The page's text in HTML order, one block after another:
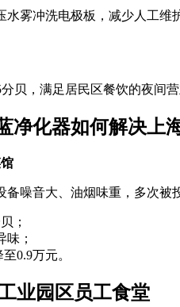
水雾冲洗电极板，减少人工
贝，满足居民区餐饮的夜间
净化器如何解决上
噪音大、油烟味重，多次被
；
味；
0.9万元。
业园区员工食堂